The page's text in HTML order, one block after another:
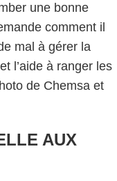
une bonne
comment il
mal à gérer la
l’aide à ranger les
de Chemsa et
AUX